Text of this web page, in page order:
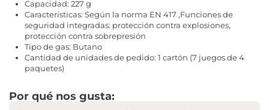
Capacidad: 227 g
Características: Según la norma EN 417 ,Funciones de
seguridad integradas: protección contra explosiones,
protección contra sobrepresión
Tipo de gas: Butano
Cantidad de unidades de pedido: 1 cartón (7 juegos de 4
paquetes)
Por qué nos gusta: